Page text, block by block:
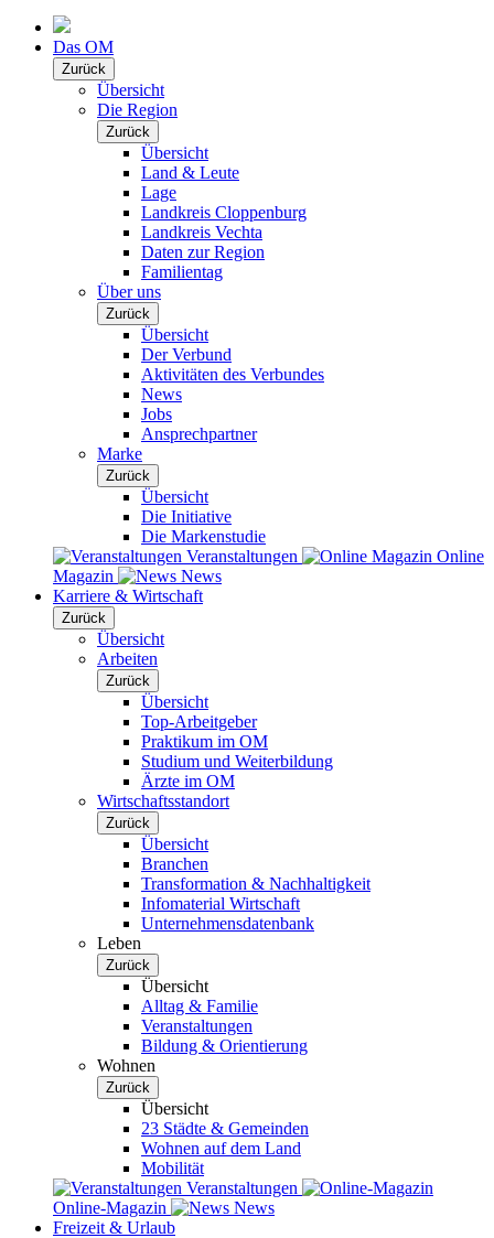
Das OM
Zurück
Übersicht
Die Region
Zurück
Übersicht
Land & Leute
Lage
Landkreis Cloppenburg
Landkreis Vechta
Daten zur Region
Familientag
Über uns
Zurück
Übersicht
Der Verbund
Aktivitäten des Verbundes
News
Jobs
Ansprechpartner
Marke
Zurück
Übersicht
Die Initiative
Die Markenstudie
Veranstaltungen
Online
Magazin
News
Karriere & Wirtschaft
Zurück
Übersicht
Arbeiten
Zurück
Übersicht
Top-Arbeitgeber
Praktikum im OM
Studium und Weiterbildung
Ärzte im OM
Wirtschaftsstandort
Zurück
Übersicht
Branchen
Transformation & Nachhaltigkeit
Infomaterial Wirtschaft
Unternehmensdatenbank
Leben
Zurück
Übersicht
Alltag & Familie
Veranstaltungen
Bildung & Orientierung
Wohnen
Zurück
Übersicht
23 Städte & Gemeinden
Wohnen auf dem Land
Mobilität
Veranstaltungen
Online-Magazin
News
Freizeit & Urlaub